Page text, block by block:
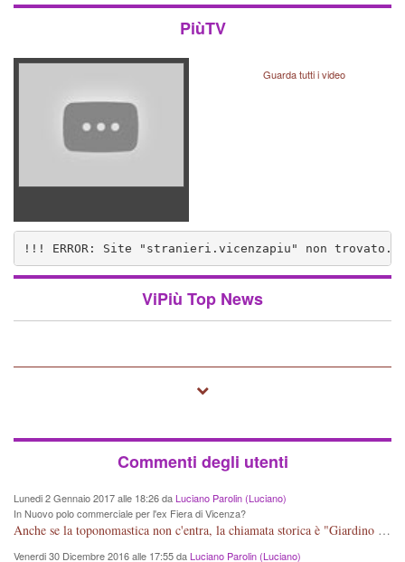
PiùTV
Guarda tutti i video
!!! ERROR: Site "stranieri.vicenzapiu" non trovato..
ViPiù Top News
Commenti degli utenti
Lunedi 2 Gennaio 2017 alle 18:26 daLuciano Parolin (Luciano)
In Nuovo polo commerciale per l'ex Fiera di Vicenza?
Anche se la toponomastica non c'entra, la chiamata storica è "Giardino Salvi". Dal 1907 circa Proprietà Comunale e pertanto a mio giudizio "storico" il nome potrebbe essere cambiato in Giardino Comunale Goffredo Parise. Se poi vogliono farne un IPER mercato di cineserie varie (come se non ce ne fossero a sufficienza) vuol dire che: Mala Tempora Currunt. E' solo questione di schei? Amen.
Venerdi 30 Dicembre 2016 alle 17:55 daLuciano Parolin (Luciano)